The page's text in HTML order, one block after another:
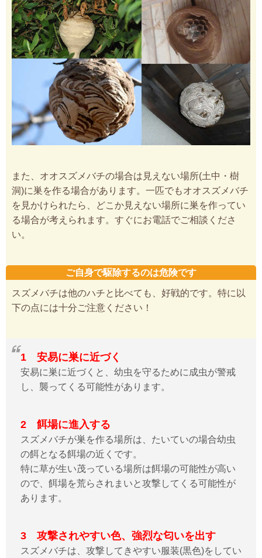
また、オオスズメバチの場合は見えない場所(土中・樹
洞)に巣を作る場合があります。一匹でもオオスズメバチ
を見かけられたら、どこか見えない場所に巣を作ってい
る場合が考えられます。すぐにお電話でご相談くださ
い。
ご自身で駆除するのは危険です
スズメバチは他のハチと比べても、好戦的です。特に以
下の点には十分ご注意ください！
1 安易に巣に近づく
安易に巣に近づくと、幼虫を守るために成虫が警戒
し、襲ってくる可能性があります。
2 餌場に進入する
スズメバチが巣を作る場所は、たいていの場合幼虫
の餌となる餌場の近くです。
特に草が生い茂っている場所は餌場の可能性が高い
ので、餌場を荒らされまいと攻撃してくる可能性が
あります。
3 攻撃されやすい色、強烈な匂いを出す
スズメバチは、攻撃してきやすい服装(黒色)をしてい